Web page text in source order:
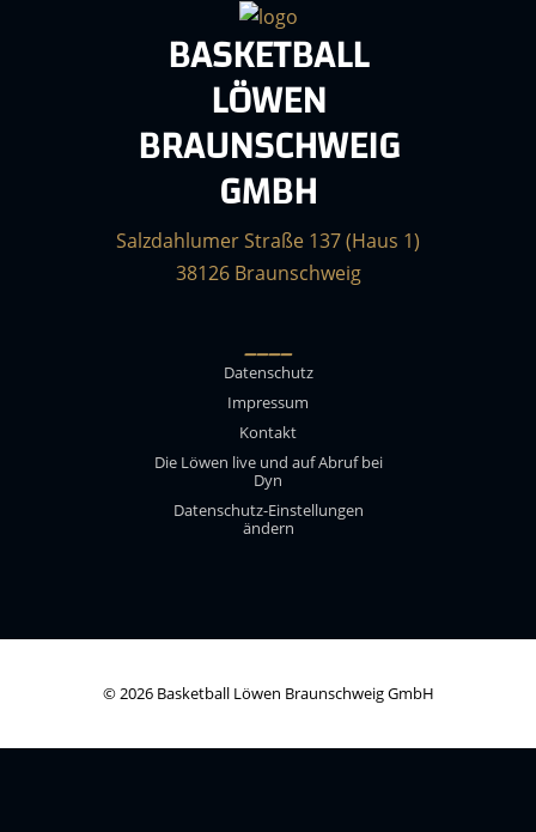
BASKETBALL
LÖWEN
BRAUNSCHWEIG
GMBH
Salzdahlumer Straße 137 (Haus 1)
38126 Braunschweig
____
Datenschutz
Impressum
Kontakt
Die Löwen live und auf Abruf bei
Dyn
Datenschutz-Einstellungen
ändern
© 2026 Basketball Löwen Braunschweig GmbH